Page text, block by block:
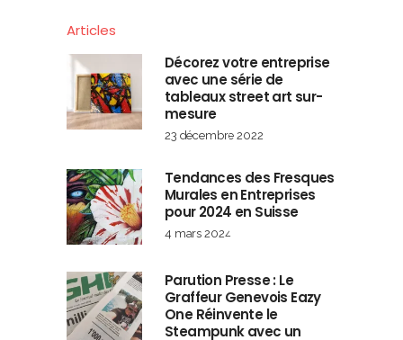
Articles
Décorez votre entreprise
avec une série de
tableaux street art sur-
mesure
23 décembre 2022
Tendances des Fresques
Murales en Entreprises
pour 2024 en Suisse
4 mars 2024
Parution Presse : Le
Graffeur Genevois Eazy
One Réinvente le
Steampunk avec un